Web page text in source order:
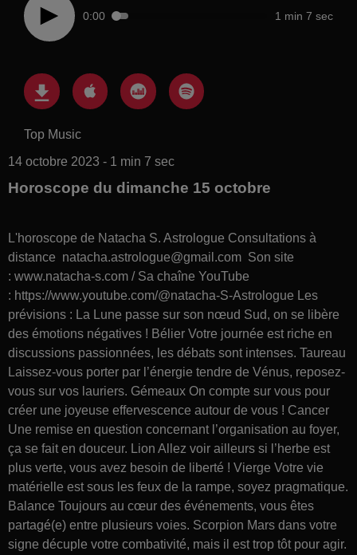
0:00 1 min 7 sec
Top Music
14 octobre 2023 - 1 min 7 sec
Horoscope du dimanche 15 octobre
L'horoscope de Natacha S. Astrologue Consultations à
distance natacha.astrologue@gmail.com Son site
: www.natacha-s.com / Sa chaîne YouTube
: https://www.youtube.com/@natacha-S-Astrologue Les
prévisions : La Lune passe sur son nœud Sud, on se libère
des émotions négatives ! Bélier Votre journée est riche en
discussions passionnées, les débats sont intenses. Taureau
Laissez-vous porter par l’énergie tendre de Vénus, reposez-
vous sur vos lauriers. Gémeaux On compte sur vous pour
créer une joyeuse effervescence autour de vous ! Cancer
Une remise en question concernant l’organisation au foyer,
ça se fait en douceur. Lion Allez voir ailleurs si l’herbe est
plus verte, vous avez besoin de liberté ! Vierge Votre vie
matérielle est sous les feux de la rampe, soyez pragmatique.
Balance Toujours au cœur des événements, vous êtes
partagé(e) entre plusieurs voies. Scorpion Mars dans votre
signe décuple votre combativité, mais il est trop tôt pour agir.